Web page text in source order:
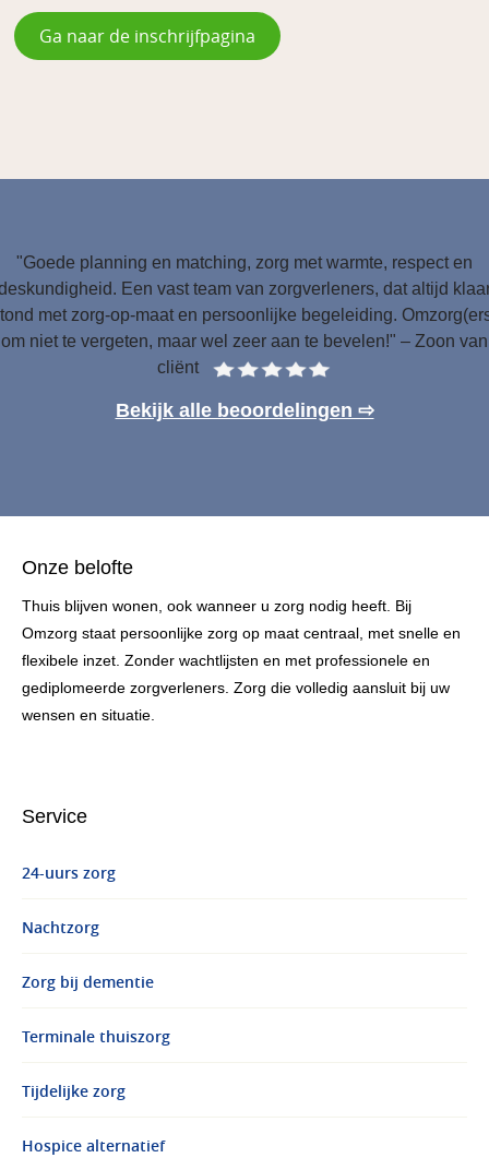
Ga naar de inschrijfpagina
"Goede planning en matching, zorg met warmte, respect en
Een vast team van zorgverleners, dat altijd
met zorg-op-maat en persoonlijke begeleiding.
om niet te vergeten, maar wel zeer aan te bevelen!" – Zoon van
cliënt
Bekijk alle beoordelingen ⇨
Onze belofte
Thuis blijven wonen, ook wanneer u zorg nodig heeft. Bij
Omzorg staat persoonlijke zorg op maat centraal, met snelle en
flexibele inzet. Zonder wachtlijsten en met professionele en
gediplomeerde zorgverleners. Zorg die volledig aansluit bij uw
wensen en situatie.
Service
24-uurs zorg
Nachtzorg
Zorg bij dementie
Terminale thuiszorg
Tijdelijke zorg
Hospice alternatief